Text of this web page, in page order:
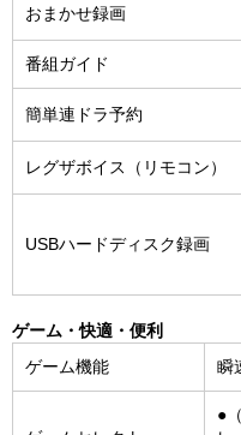
おまかせ録画
番組ガイド
簡単連ドラ予約
レグザボイス（リモコン）
USBハードディスク録画
ゲーム・快適・便利
ゲーム機能
瞬
●